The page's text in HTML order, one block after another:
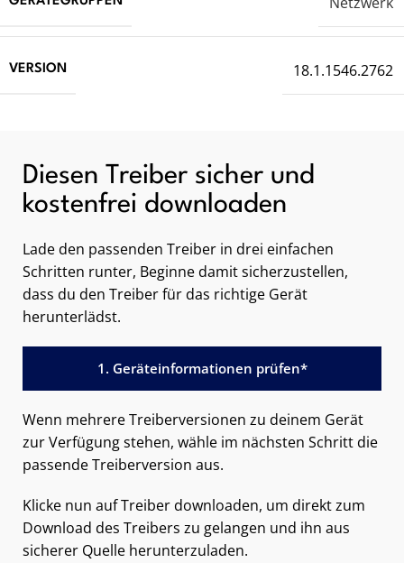
VERSION 18.1.1546.2762
Diesen Treiber sicher und
kostenfrei downloaden
Lade den passenden Treiber in drei einfachen
Schritten runter, Beginne damit sicherzustellen,
dass du den Treiber für das richtige Gerät
herunterlädst.
1. Geräteinformationen prüfen*
Wenn mehrere Treiberversionen zu deinem Gerät
zur Verfügung stehen, wähle im nächsten Schritt die
passende Treiberversion aus.
Klicke nun auf Treiber downloaden, um direkt zum
Download des Treibers zu gelangen und ihn aus
sicherer Quelle herunterzuladen.